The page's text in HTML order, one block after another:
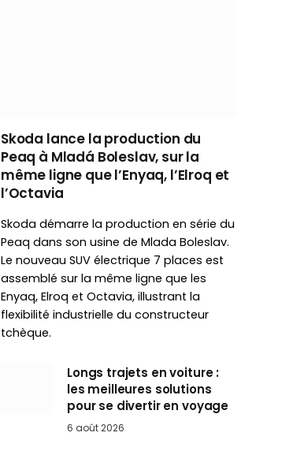
Skoda lance la production du
Peaq à Mladá Boleslav, sur la
même ligne que l’Enyaq, l’Elroq et
l’Octavia
Skoda démarre la production en série du
Peaq dans son usine de Mlada Boleslav.
Le nouveau SUV électrique 7 places est
assemblé sur la même ligne que les
Enyaq, Elroq et Octavia, illustrant la
flexibilité industrielle du constructeur
tchèque.
Longs trajets en voiture :
les meilleures solutions
pour se divertir en voyage
6 août 2026